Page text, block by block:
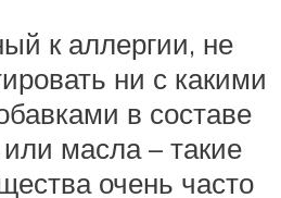
к аллергии, не
ни с какими
в составе
или масла – такие
очень часто